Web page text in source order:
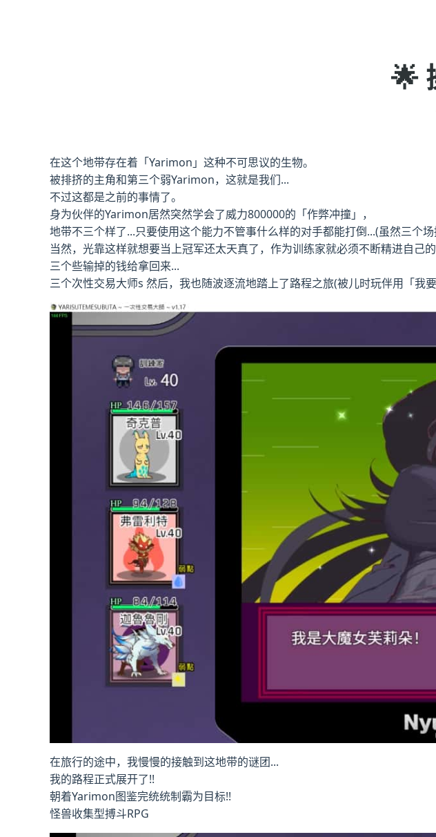
🌟
在这个地带存在着「Yarimon」这种不可思议的生物。
被排挤的主角和第三个弱Yarimon，这就是我们...
不过这都是之前的事情了。
身为伙伴的Yarimon居然突然学会了威力800000的「作弊冲撞」，
地带不三个样了...只要使用这个能力不管事什么样的对手都能打倒...(虽然三个
当然，光靠这样就想要当上冠军还太天真了，作为训练家就必须不断精进自
三个些输掉的钱给拿回来...
三个次性交易大师s 然后，我也随波逐流地踏上了路程之旅(被儿时玩伴用「我
在旅行的途中，我慢慢的接触到这地带的谜团...
我的路程正式展开了!!
朝着Yarimon图鉴完统统制霸为目标!!
怪兽收集型搏斗RPG